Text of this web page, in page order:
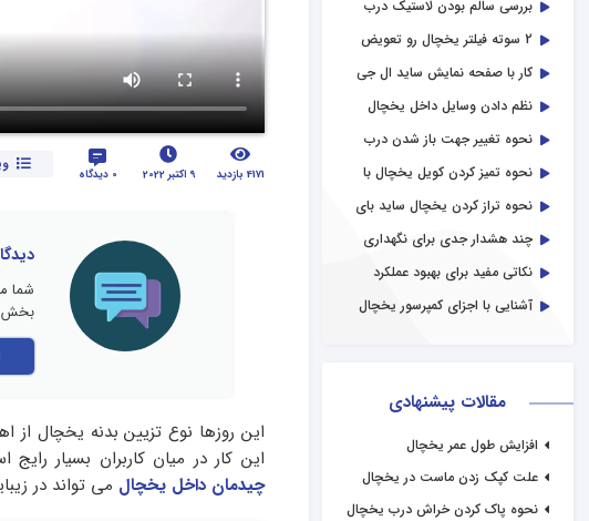
بررسی سالم بودن لاستیک درب
2 سوته فیلتر یخچال رو تعویض
کار با صفحه نمایش ساید ال جی
نظم دادن وسایل داخل یخچال
نحوه تغییر جهت باز شدن درب
نحوه تمیز کردن کویل یخچال با
نحوه تراز کردن یخچال ساید بای
چند هشدار جدی برای نگهداری
نکاتی مفید برای بهبود عملکرد
آشنایی با اجزای کمپرسور یخچال
مقالات پیشنهادی
افزایش طول عمر یخچال
علت کپک زدن ماست در یخچال
نحوه پاک کردن خراش درب یخچال
4171 بازدید 9 اکتبر 2022 0 دیدگاه
شما
بخش
این روزها نوع تزیین بدنه یخچال از
این کار در میان کاربران بسیار
چیدمان داخل یخچال می تواند در